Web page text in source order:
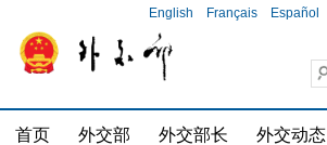
English Français Español
首页 外交部 外交部长 外交动态